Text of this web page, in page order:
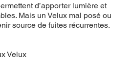
d’apporter lumière et
Mais un Velux mal posé ou
source de fuites récurrentes.
Velux